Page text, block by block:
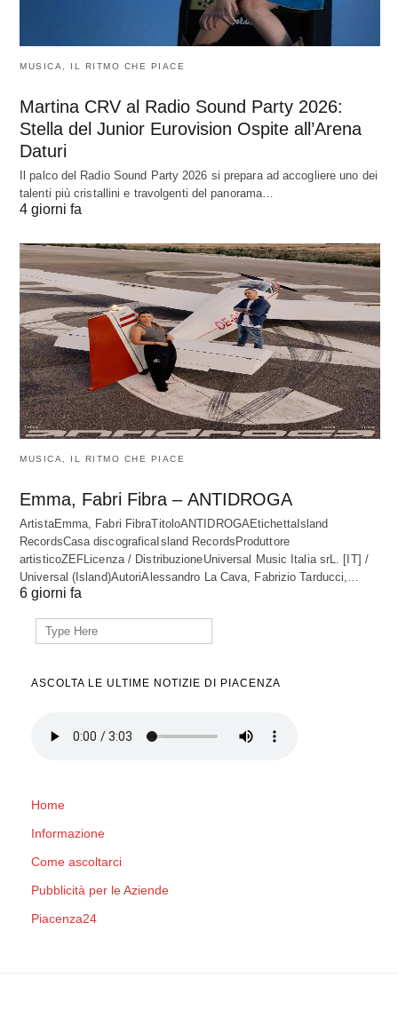
MUSICA, IL RITMO CHE PIACE
Martina CRV al Radio Sound Party 2026:
Stella del Junior Eurovision Ospite all’Arena
Daturi
Il palco del Radio Sound Party 2026 si prepara ad accogliere uno dei
talenti più cristallini e travolgenti del panorama…
4 giorni fa
MUSICA, IL RITMO CHE PIACE
Emma, Fabri Fibra – ANTIDROGA
ArtistaEmma, Fabri FibraTitoloANTIDROGAEtichettaIsland
RecordsCasa discograficaIsland RecordsProduttore
artisticoZEFLicenza / DistribuzioneUniversal Music Italia srL. [IT] /
Universal (Island)AutoriAlessandro La Cava, Fabrizio Tarducci,…
6 giorni fa
Search
for:
ASCOLTA LE ULTIME NOTIZIE DI PIACENZA
Home
Informazione
Come ascoltarci
Pubblicità per le Aziende
Piacenza24